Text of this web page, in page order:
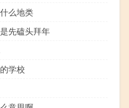
么地类
先磕头拜年
学校